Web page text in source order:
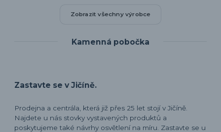
Zobrazit všechny výrobce
Kamenná pobočka
Zastavte se v Jičíně.
Prodejna a centrála, která již přes 25 let stojí v Jičíně.
Najdete u nás stovky vystavených produktů a
poskytujeme také návrhy osvětlení na míru. Zastavte se u